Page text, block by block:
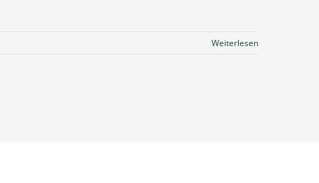
Weiterlesen